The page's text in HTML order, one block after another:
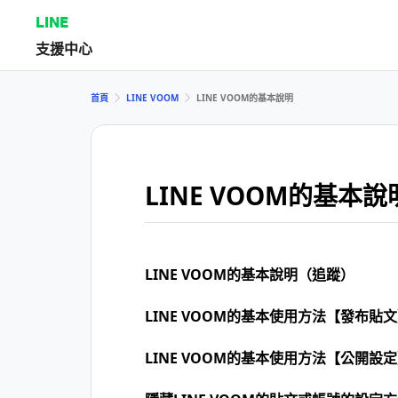
LINE
支援中心
首頁 LINE VOOM LINE VOOM的基本說明
LINE VOOM的基本說
LINE VOOM的基本說明（追蹤）
LINE VOOM的基本使用方法【發布貼文
LINE VOOM的基本使用方法【公開設定